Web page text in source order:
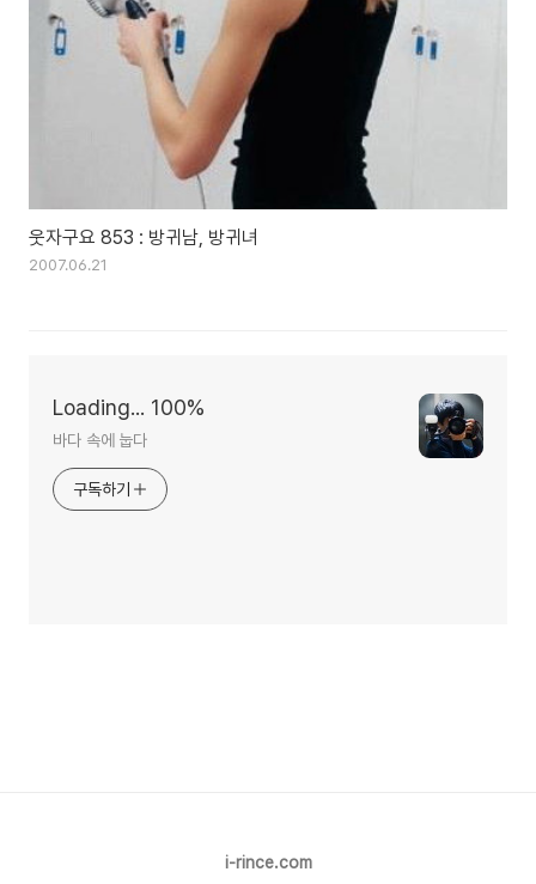
웃자구요 853 : 방귀남, 방귀녀
2007.06.21
Loading... 100%
바다 속에 눕다
구독하기
i-rince.com